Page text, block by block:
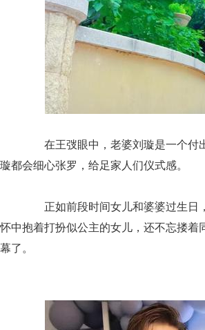
在王弢眼中，老婆刘璇是一个付出
璇都会细心张罗，给足家人们仪式感。
正如前段时间女儿和婆婆过生日，
怀中抱着打扮似公主的女儿，还不忘搂
幕了。